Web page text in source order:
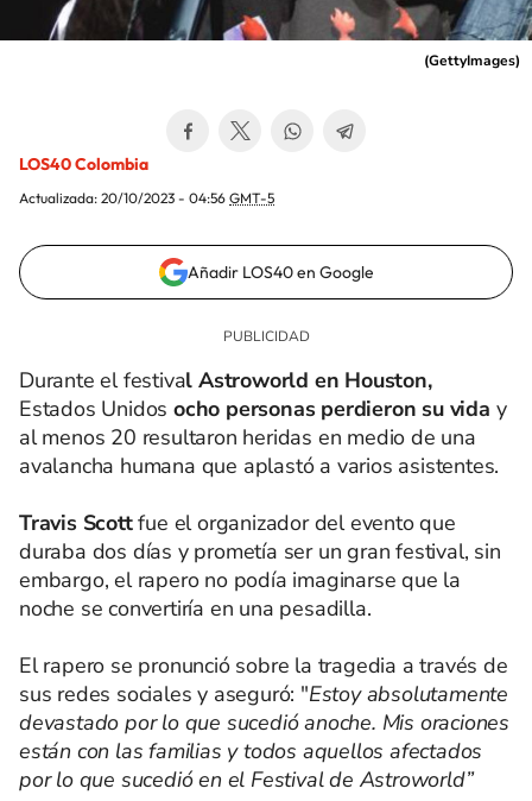
(GettyImages)
LOS40 Colombia
Actualizada: 20/10/2023 - 04:56 GMT-5
Añadir LOS40 en Google
Durante el festival Astroworld en Houston,
Estados Unidosocho personas perdieron su vida y
al menos 20 resultaron heridas en medio de una
avalancha humana que aplastó a varios asistentes.
Travis Scottfue el organizador del evento que
duraba dos días y prometía ser un gran festival, sin
embargo, el rapero no podía imaginarse que la
noche se convertiría en una pesadilla.
El rapero se pronunció sobre la tragedia a través de
sus redes sociales y aseguró: "Estoy absolutamente
devastado por lo que sucedió anoche. Mis oraciones
están con las familias y todos aquellos afectados
por lo que sucedió en el Festival de Astroworld”